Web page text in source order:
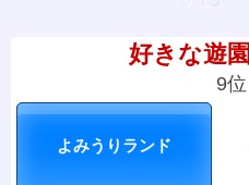
好きな遊
9